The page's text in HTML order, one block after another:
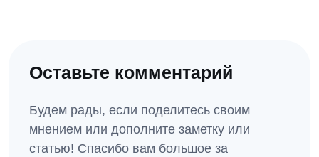
Оставьте комментарий
Будем рады, если поделитесь своим
мнением или дополните заметку или
статью! Спасибо вам большое за